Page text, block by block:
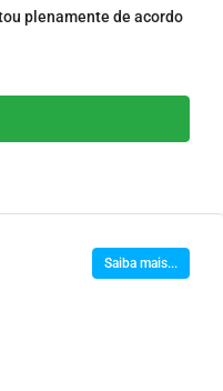
plenamente de acordo
Saiba mais...